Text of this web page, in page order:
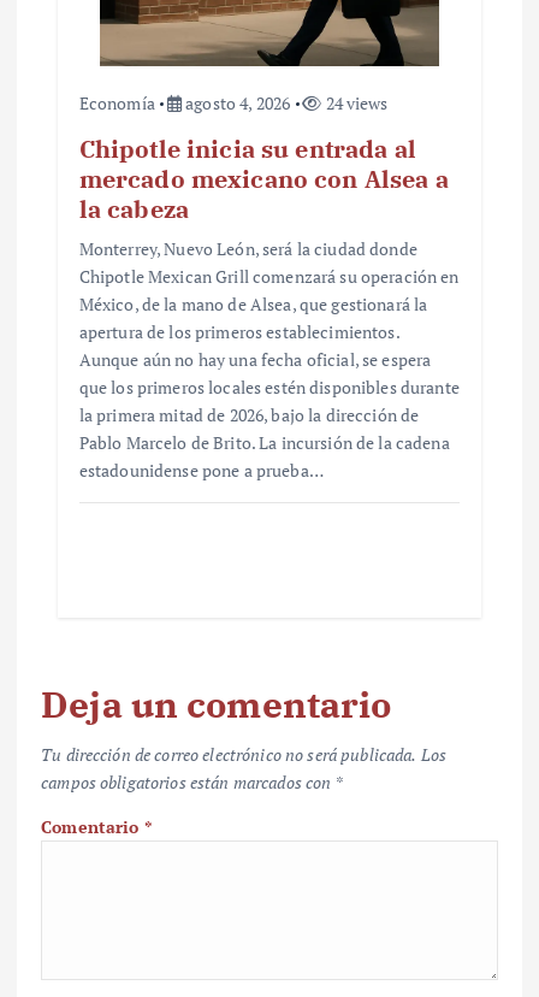
Economía agosto 4, 2026 24 views
Chipotle inicia su entrada al
mercado mexicano con Alsea a
la cabeza
Monterrey, Nuevo León, será la ciudad donde
Chipotle Mexican Grill comenzará su operación en
México, de la mano de Alsea, que gestionará la
apertura de los primeros establecimientos.
Aunque aún no hay una fecha oficial, se espera
que los primeros locales estén disponibles durante
la primera mitad de 2026, bajo la dirección de
Pablo Marcelo de Brito. La incursión de la cadena
estadounidense pone a prueba…
Deja un comentario
Tu dirección de correo electrónico no será publicada. Los
campos obligatorios están marcados con *
Comentario *